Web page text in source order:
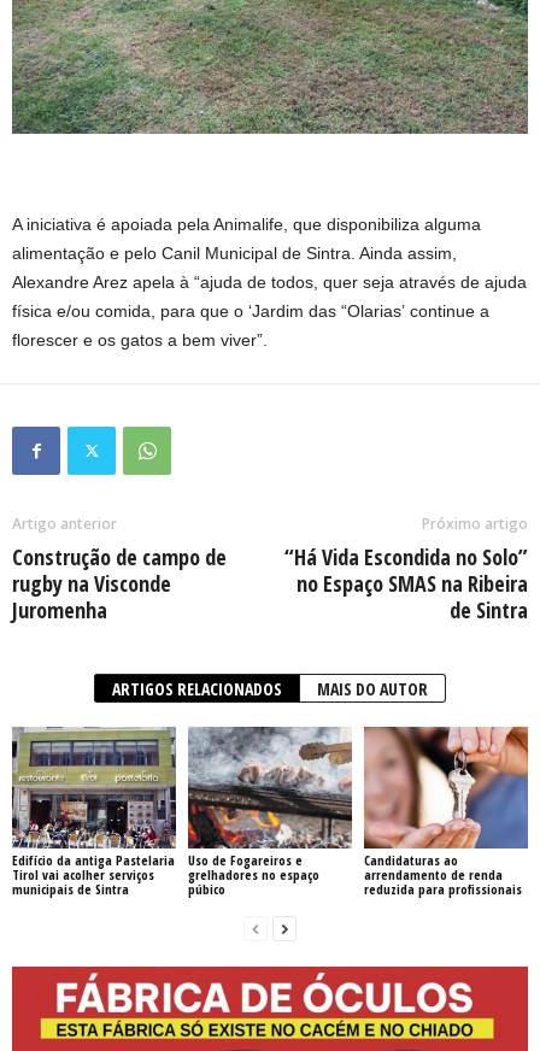
A iniciativa é apoiada pela Animalife, que disponibiliza alguma
alimentação e pelo Canil Municipal de Sintra. Ainda assim,
Alexandre Arez apela à “ajuda de todos, quer seja através de ajuda
física e/ou comida, para que o ‘Jardim das “Olarias’ continue a
florescer e os gatos a bem viver”.
Artigo anterior
Construção de campo de
rugby na Visconde
Juromenha
Próximo artigo
“Há Vida Escondida no Solo”
no Espaço SMAS na Ribeira
de Sintra
ARTIGOS RELACIONADOS MAIS DO AUTOR
Edifício da antiga Pastelaria
Tirol vai acolher serviços
municipais de Sintra
Uso de Fogareiros e
grelhadores no espaço
púbico
Candidaturas ao
arrendamento de renda
reduzida para profissionais